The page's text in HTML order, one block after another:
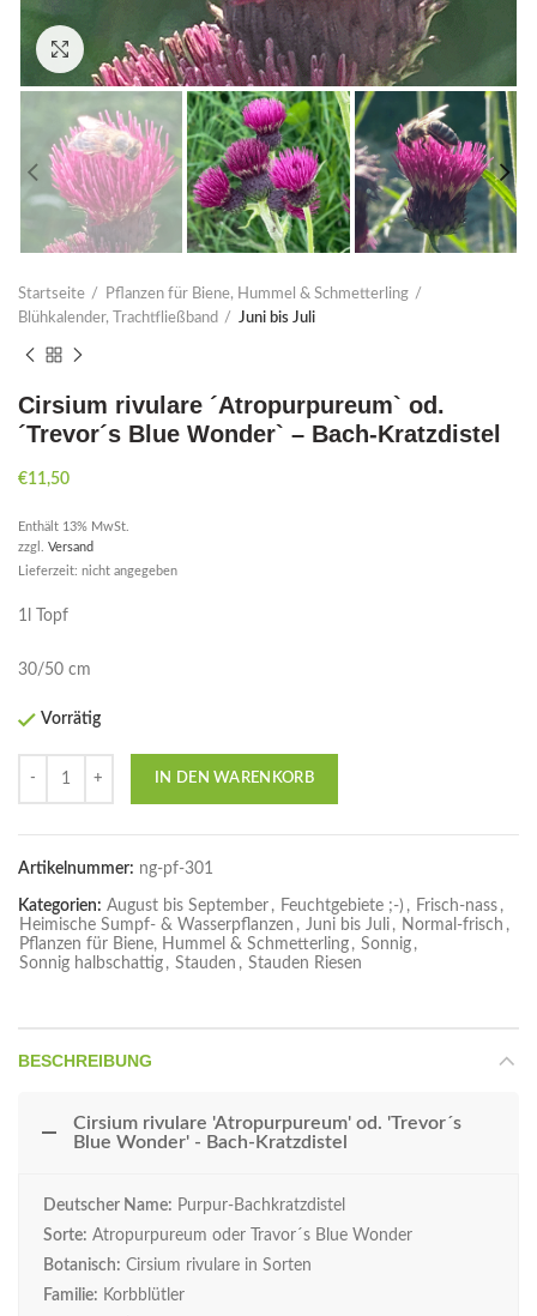
Click to enlarge
Startseite
Pflanzen für Biene, Hummel & Schmetterling
Blühkalender, Trachtfließband
Juni bis Juli
Cirsium rivulare ´Atropurpureum` od.
´Trevor´s Blue Wonder` – Bach-Kratzdistel
€11,50
Enthält 13% MwSt.
zzgl. Versand
Lieferzeit: nicht angegeben
1l Topf
30/50 cm
Vorrätig
IN DEN WARENKORB
Artikelnummer: ng-pf-301
Kategorien: August bis September , Feuchtgebiete ;-) , Frisch-nass ,
Heimische Sumpf- & Wasserpflanzen , Juni bis Juli , Normal-frisch ,
Pflanzen für Biene, Hummel & Schmetterling , Sonnig ,
Sonnig halbschattig , Stauden , Stauden Riesen
BESCHREIBUNG
Cirsium rivulare 'Atropurpureum' od. 'Trevor´s
Blue Wonder' - Bach-Kratzdistel
Deutscher Name: Purpur-Bachkratzdistel
Sorte: Atropurpureum oder Travor´s Blue Wonder
Botanisch: Cirsium rivulare in Sorten
Familie: Korbblütler